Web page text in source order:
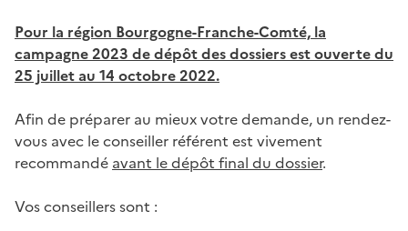
Pour la région Bourgogne-Franche-Comté, la
campagne 2023 de dépôt des dossiers est ouverte du
25 juillet au 14 octobre 2022.
Afin de préparer au mieux votre demande, un rendez-
vous avec le conseiller référent est vivement
recommandé avant le dépôt final du dossier.
Vos conseillers sont :